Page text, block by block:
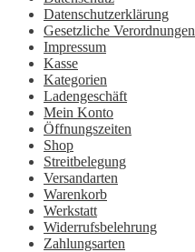
Datenschutzerklärung
Gesetzliche Verordnungen
Impressum
Kasse
Kategorien
Ladengeschäft
Mein Konto
Öffnungszeiten
Shop
Streitbelegung
Versandarten
Warenkorb
Werkstatt
Widerrufsbelehrung
Zahlungsarten